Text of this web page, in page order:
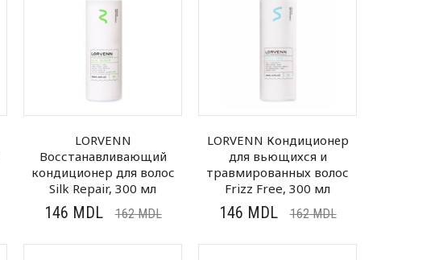
LORVENN
Восстанавливающий
кондиционер для волос
Silk Repair, 300 мл
146 MDL 162MDL
LORVENN Кондиционер
для вьющихся и
травмированных волос
Frizz Free, 300 мл
146 MDL 162MDL